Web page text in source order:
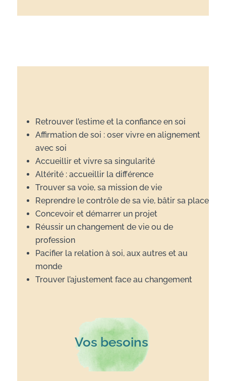
Retrouver l’estime et la confiance en soi
Affirmation de soi : oser vivre en alignement
avec soi
Accueillir et vivre sa singularité
Altérité : accueillir la différence
Trouver sa voie, sa mission de vie
Reprendre le contrôle de sa vie, bâtir sa place
Concevoir et démarrer un projet
Réussir un changement de vie ou de
profession
Pacifier la relation à soi, aux autres et au
monde
Trouver l’ajustement face au changement
Vos besoins